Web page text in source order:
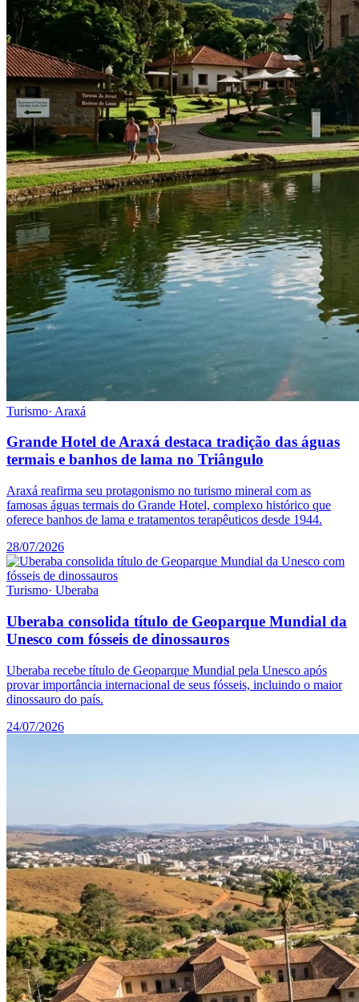
Turismo· Araxá
Grande Hotel de Araxá destaca tradição das águas
termais e banhos de lama no Triângulo
Araxá reafirma seu protagonismo no turismo mineral com as
famosas águas termais do Grande Hotel, complexo histórico que
oferece banhos de lama e tratamentos terapêuticos desde 1944.
28/07/2026
Turismo· Uberaba
Uberaba consolida título de Geoparque Mundial da
Unesco com fósseis de dinossauros
Uberaba recebe título de Geoparque Mundial pela Unesco após
provar importância internacional de seus fósseis, incluindo o maior
dinossauro do país.
24/07/2026